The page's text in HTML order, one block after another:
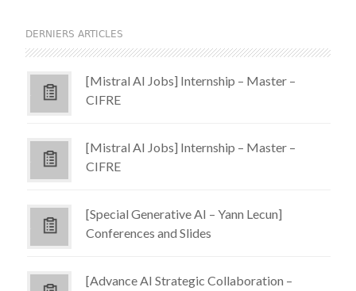
DERNIERS ARTICLES
[Mistral AI Jobs] Internship – Master –
CIFRE
[Mistral AI Jobs] Internship – Master –
CIFRE
[Special Generative AI – Yann Lecun]
Conferences and Slides
[Advance AI Strategic Collaboration –